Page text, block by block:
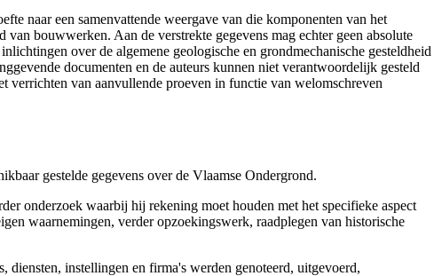
naar een samenvattende weergave van die komponenten van het
bouwwerken. Aan de verstrekte gegevens mag echter geen absolute
over de algemene geologische en grondmechanische gesteldheid
documenten en de auteurs kunnen niet verantwoordelijk gesteld
verrichten van aanvullende proeven in functie van welomschreven
gestelde gegevens over de Vlaamse Ondergrond.
onderzoek waarbij hij rekening moet houden met het specifieke aspect
waarnemingen, verder opzoekingswerk, raadplegen van historische
diensten, instellingen en firma's werden genoteerd, uitgevoerd,